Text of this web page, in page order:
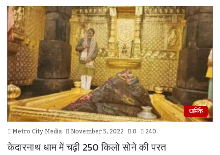
धार्मिक
Metro City Media
November 5, 2022 0 240
केदारनाथ धाम में चढ़ी 250 किलो सोने की परत